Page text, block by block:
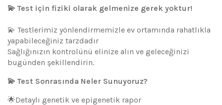
💫 Test için fiziki olarak gelmenize gerek yoktur!
💫 Testlerimiz yönlendirmemizle ev ortamında rahatlıkla
yapabileceğiniz tarzdadır
Sağlığınızın kontrolünü elinize alın ve geleceğinizi
bugünden şekillendirin.
💫 Test Sonrasında Neler Sunuyoruz?
🌟Detaylı genetik ve epigenetik rapor